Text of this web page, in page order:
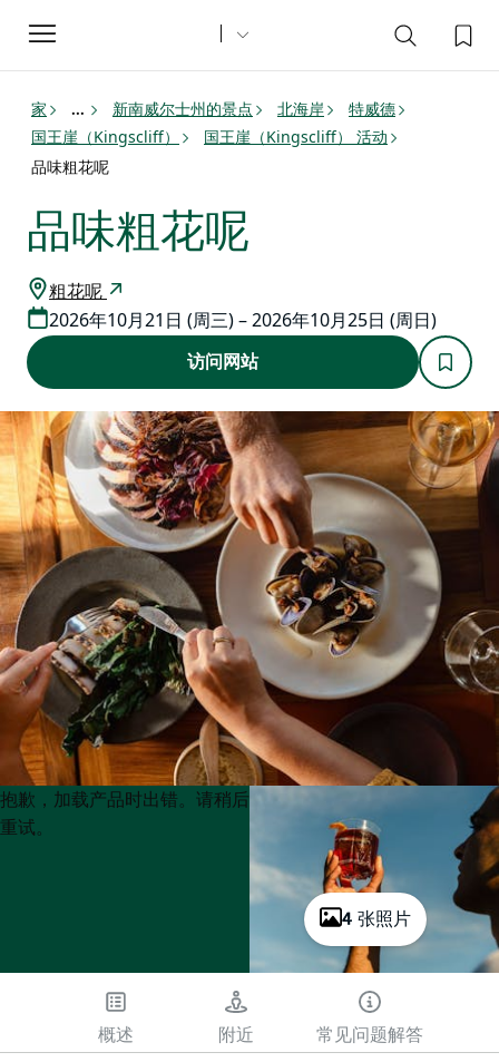
Toggle
navigation
家 ... 新南威尔士州的景点 北海岸
特威德
国王崖（Kingscliff）
国王崖（Kingscliff） 活动
品味粗花呢
品味粗花呢
粗花呢
2026年10月21日 (周三) – 2026年10月25日 (周日)
访问网站
4 张照片
Product
List
Product
List
抱歉，加载产品时出错。请稍后
重试。
概述 附近 常见问题解答